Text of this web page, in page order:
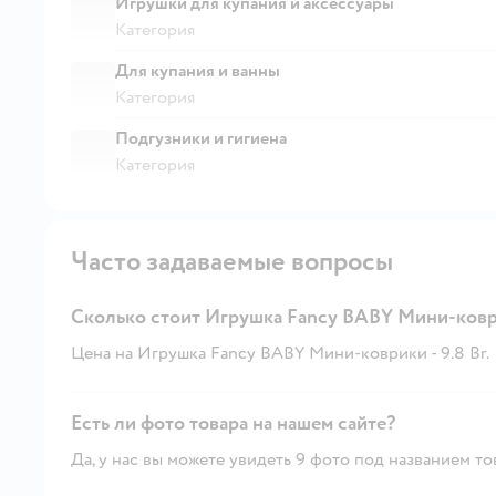
Категория
Для купания и ванны
Категория
Подгузники и гигиена
Категория
Часто задаваемые вопросы
Сколько стоит Игрушка Fancy BABY Мини-
Цена на Игрушка Fancy BABY Мини-коврики - 9.8 Br.
Есть ли фото товара на нашем сайте?
Да, у нас вы можете увидеть 9 фото под названием